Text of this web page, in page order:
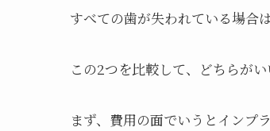
すべての歯が失われている場合
この2つを比較して、どちらが
まず、費用の面でいうとインプ